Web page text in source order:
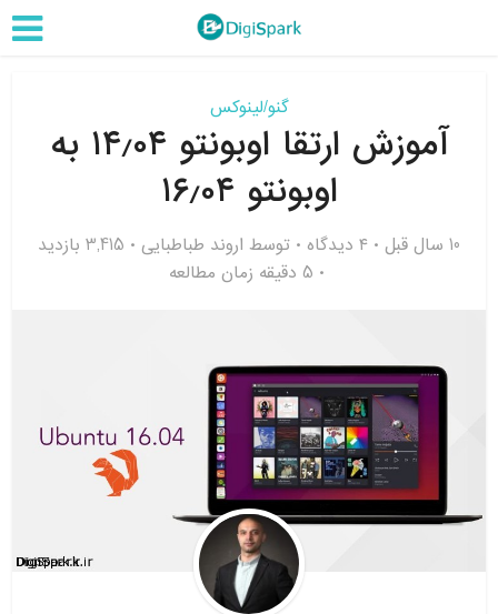
گنو/لینوکس
آموزش ارتقا اوبونتو ۱۴٫۰۴ به
اوبونتو ۱۶٫۰۴
10 سال قبل ۴ دیدگاه توسط اروند طباطبایی
3,415 بازدید
5 دقیقه زمان مطالعه